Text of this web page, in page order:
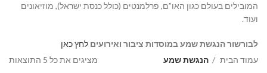
המובילים בעולם כגון האו”ם, פרלמנטים (כולל כנסת ישראל), מוזיאונים
ועוד.
לבורשור הנגשת שמע במוסדות ציבור ואירועים לחץ כאן
עמוד הבית
הנגשת שמע מציגים את כל ⁦5⁩ התוצאות